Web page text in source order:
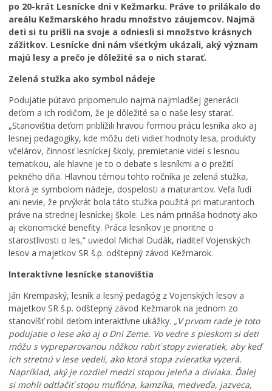
Šport
po 20-krát Lesnícke dni v Kežmarku. Práve to prilákalo do
areálu Kežmarského hradu množstvo záujemcov. Najmä
deti si tu prišli na svoje a odniesli si množstvo krásnych
zážitkov. Lesnícke dni nám všetkým ukázali, aký význam
majú lesy a prečo je dôležité sa o nich starať.
Zelená stužka ako symbol nádeje
Podujatie pútavo pripomenulo najmä najmladšej generácii
deťom a ich rodičom, že je dôležité sa o naše lesy starať.
„Stanovištia deťom priblížili hravou formou prácu lesníka ako aj
lesnej pedagogiky, kde môžu deti vidieť hodnoty lesa, produkty
včelárov, činnosť lesníckej školy, premietanie videí s lesnou
tematikou, ale hlavne je to o debate s lesníkmi a o prežití
pekného dňa. Hlavnou témou tohto ročníka je zelená stužka,
ktorá je symbolom nádeje, dospelosti a maturantov. Veľa ľudí
ani nevie, že prvýkrát bola táto stužka použitá pri maturantoch
práve na strednej lesníckej škole. Les nám prináša hodnoty ako
aj ekonomické benefity. Práca lesníkov je prioritne o
starostlivosti o les,“ uviedol Michal Dudák, riaditeľ Vojenských
lesov a majetkov SR š.p. odštepný závod Kežmarok.
Interaktívne lesnícke stanovištia
Ján Krempaský, lesník a lesný pedagóg z Vojenských lesov a
majetkov SR š.p. odštepný závod Kežmarok na jednom zo
stanovíšť robil deťom interaktívne ukážky. „V prvom rade je toto
podujatie o lese ako aj o Dni Zeme. Vo vedre s pieskom si deti
môžu s vypreparovanou nôžkou robiť stopy zvieratiek, aby keď
ich stretnú v lese vedeli, ako ktorá stopa zvieratka vyzerá.
Napríklad, aký je rozdiel medzi stopou jeleňa a diviaka. Ďalej
si mohli odtlačiť stopu muflóna, kamzíka, medveďa, jazveca,